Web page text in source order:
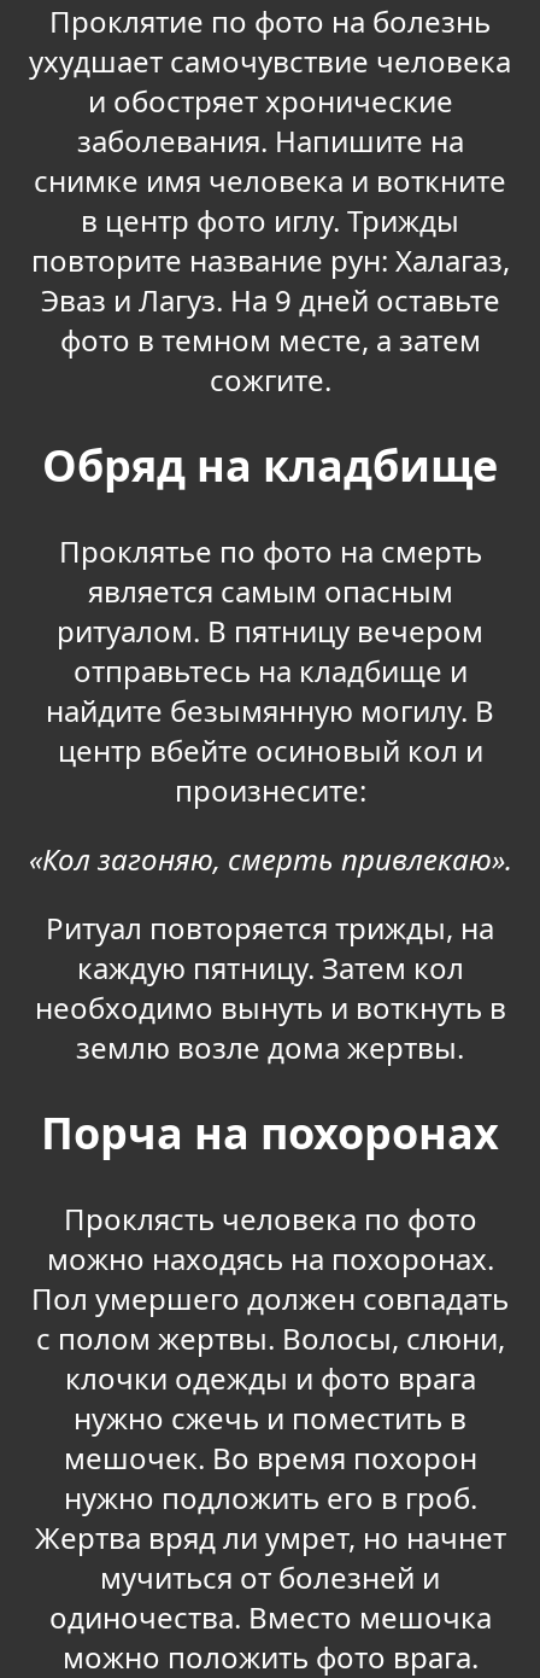
Проклятие по фото на болезнь
ухудшает самочувствие человека
и обостряет хронические
заболевания. Напишите на
снимке имя человека и воткните
в центр фото иглу. Трижды
повторите название рун: Халагаз,
Эваз и Лагуз. На 9 дней оставьте
фото в темном месте, а затем
сожгите.
Обряд на кладбище
Проклятье по фото на смерть
является самым опасным
ритуалом. В пятницу вечером
отправьтесь на кладбище и
найдите безымянную могилу. В
центр вбейте осиновый кол и
произнесите:
«Кол загоняю, смерть привлекаю».
Ритуал повторяется трижды, на
каждую пятницу. Затем кол
необходимо вынуть и воткнуть в
землю возле дома жертвы.
Порча на похоронах
Проклясть человека по фото
можно находясь на похоронах.
Пол умершего должен совпадать
с полом жертвы. Волосы, слюни,
клочки одежды и фото врага
нужно сжечь и поместить в
мешочек. Во время похорон
нужно подложить его в гроб.
Жертва вряд ли умрет, но начнет
мучиться от болезней и
одиночества. Вместо мешочка
можно положить фото врага.